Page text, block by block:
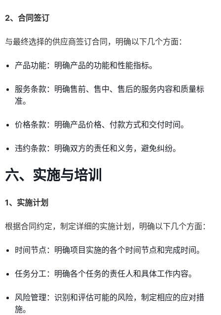
2、合同签订
与最终选择的供应商签订合同，明确以下几个方面：
产品功能：明确产品的功能和性能指标。
服务条款：明确售前、售中、售后的服务内容和质量标
准。
价格条款：明确产品价格、付款方式和交付时间。
违约条款：明确双方的责任和义务，避免纠纷。
六、实施与培训
1、实施计划
根据合同约定，制定详细的实施计划，明确以下几个方面：
时间节点：明确项目实施的各个时间节点和完成时间。
任务分工：明确各个任务的责任人和具体工作内容。
风险管理：识别和评估可能的风险，制定相应的应对措
施。